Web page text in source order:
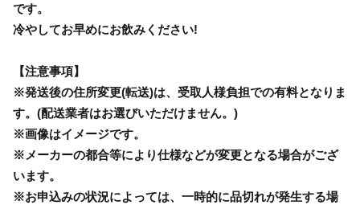
です。
冷やしてお早めにお飲みください!
【注意事項】
※発送後の住所変更(転送)は、受取人様負担での有料となりま
す。(配送業者はお選びいただけません。)
※画像はイメージです。
※メーカーの都合等により仕様などが変更となる場合がござ
います。
※お申込みの状況によっては、一時的に品切れが発生する場